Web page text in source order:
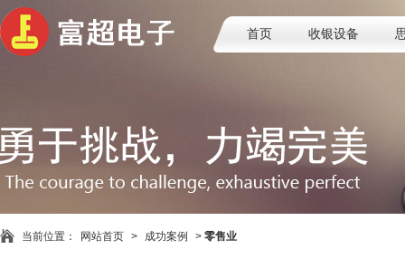
首页 收银设备
当前位置： 网站首页 > 成功案例 > 零售业